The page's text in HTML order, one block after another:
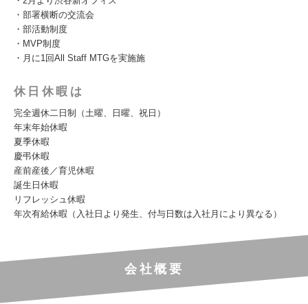
・部署横断の交流会
・部活動制度
・MVP制度
・月に1回All Staff MTGを実施施
休日休暇は
完全週休二日制（土曜、日曜、祝日）
年末年始休暇
夏季休暇
慶弔休暇
産前産後／育児休暇
誕生日休暇
リフレッシュ休暇
年次有給休暇（入社日より発生、付与日数は入社月により異なる）
会社概要